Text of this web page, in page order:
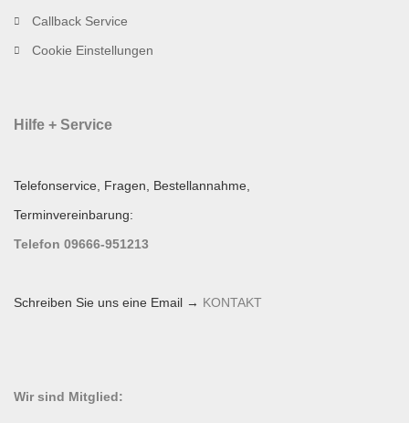
Callback Service
Cookie Einstellungen
Hilfe + Service
Telefonservice, Fragen, Bestellannahme,
Terminvereinbarung:
Telefon 09666-951213
Schreiben Sie uns eine Email → KONTAKT
Wir sind Mitglied: